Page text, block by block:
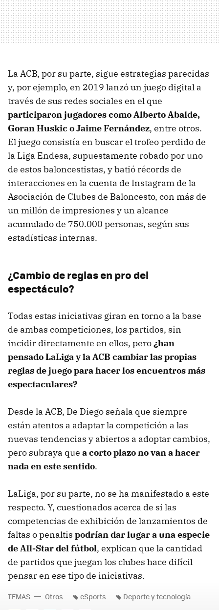
La ACB, por su parte, sigue estrategias parecidas
y, por ejemplo, en 2019 lanzó un juego digital a
través de sus redes sociales en el que
participaron jugadores como Alberto Abalde,
Goran Huskic o Jaime Fernández, entre otros.
El juego consistía en buscar el trofeo perdido de
la Liga Endesa, supuestamente robado por uno
de estos baloncestistas, y batió récords de
interacciones en la cuenta de Instagram de la
Asociación de Clubes de Baloncesto, con más de
un millón de impresiones y un alcance
acumulado de 750.000 personas, según sus
estadísticas internas.
¿Cambio de reglas en pro del
espectáculo?
Todas estas iniciativas giran en torno a la base
de ambas competiciones, los partidos, sin
incidir directamente en ellos, pero¿han
pensado LaLiga y la ACB cambiar las propias
reglas de juego para hacer los encuentros más
espectaculares?
Desde la ACB, De Diego señala que siempre
están atentos a adaptar la competición a las
nuevas tendencias y abiertos a adoptar cambios,
pero subraya que a corto plazo no van a hacer
nada en este sentido.
LaLiga, por su parte, no se ha manifestado a este
respecto. Y, cuestionados acerca de si las
competencias de exhibición de lanzamientos de
faltas o penaltis podrían dar lugar a una especie
de All-Star del fútbol, explican que la cantidad
de partidos que juegan los clubes hace difícil
pensar en ese tipo de iniciativas.
TEMAS Otros eSports Deporte y tecnología